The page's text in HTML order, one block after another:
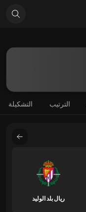
الترتيب التشكيلة
ريال بلد الوليد